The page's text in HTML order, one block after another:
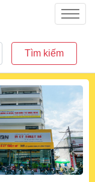
Menu
Tìm kiếm